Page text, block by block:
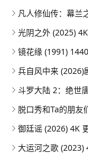
光阴之外 (2025)
镜花缘 (1991)
御廷谣 (2026) 4K
大运河之歌 (2023)